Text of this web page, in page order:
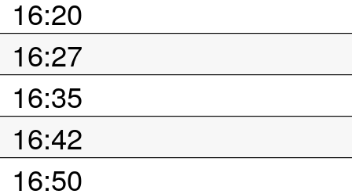
16:20
16:27
16:35
16:42
16:50